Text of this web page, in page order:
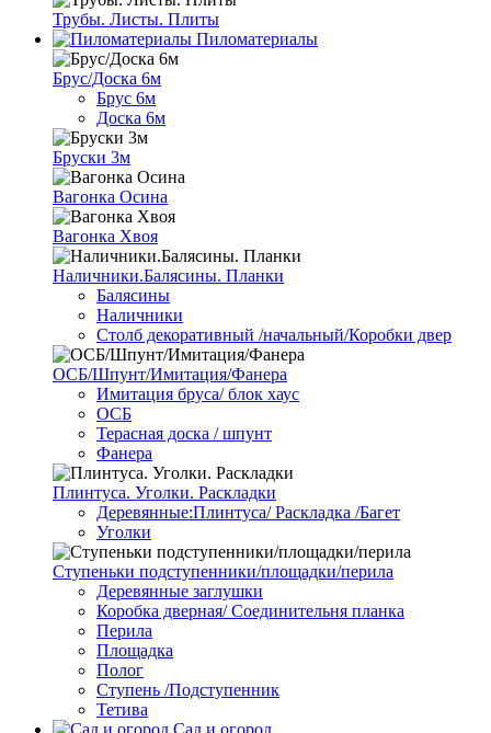
Трубы. Листы. Плиты
Пиломатериалы
Брус/Доска 6м
Брус 6м
Доска 6м
Бруски 3м
Вагонка Осина
Вагонка Хвоя
Наличники.Балясины. Планки
Балясины
Наличники
Столб декоративный /начальный/Коробки двер
ОСБ/Шпунт/Имитация/Фанера
Имитация бруса/ блок хаус
ОСБ
Терасная доска / шпунт
Фанера
Плинтуса. Уголки. Раскладки
Деревянные:Плинтуса/ Раскладка /Багет
Уголки
Ступеньки подступенники/площадки/перила
Деревянные заглушки
Коробка дверная/ Соединительня планка
Перила
Площадка
Полог
Ступень /Подступенник
Тетива
Сад и огород